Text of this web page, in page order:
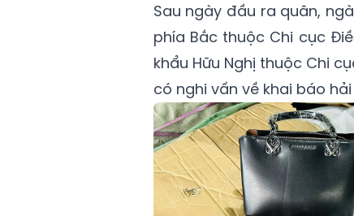
Sau ngày đầu ra quân,
phía Bắc thuộc Chi cục
khẩu Hữu Nghị thuộc Chi
có nghi vấn về khai báo